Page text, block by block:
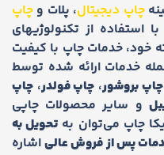
چاپ دیجیتال، پلات و چاپ
از تکنولوژیهای
خود، خدمات چاپ با کیفیت
خدمات ارائه شده توسط
چاپ بروشور، چاپ فولدر، چاپ
و سایر محصولات چاپی
چاپ می‌توان به تحویل به
پس از فروش عالیاشاره